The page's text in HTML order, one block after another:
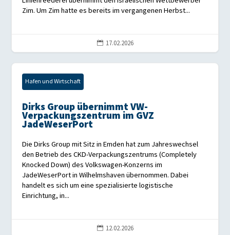
Zim. Um Zim hatte es bereits im vergangenen Herbst...
 17.02.2026
Hafen und Wirtschaft
Dirks Group übernimmt VW-
Verpackungszentrum im GVZ
JadeWeserPort
Die Dirks Group mit Sitz in Emden hat zum Jahreswechsel
den Betrieb des CKD-Verpackungszentrums (Completely
Knocked Down) des Volkswagen-Konzerns im
JadeWeserPort in Wilhelmshaven übernommen. Dabei
handelt es sich um eine spezialisierte logistische
Einrichtung, in...
 12.02.2026